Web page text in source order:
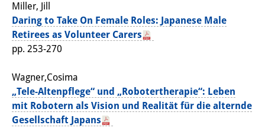
Miller, Jill
Daring to Take On Female Roles: Japanese Male
Retirees as Volunteer Carers
pp. 253-270
Wagner,Cosima
„Tele-Altenpflege“ und „Robotertherapie“: Leben
mit Robotern als Vision und Realität für die alternde
Gesellschaft Japans